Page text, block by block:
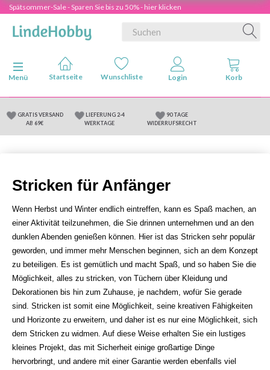
Spätsommer-Sale - Sparen Sie bis zu 50% - hier klicken
Anzeige ändern
Menü
GRATIS VERSAND
AB 69€
LIEFERUNG 2-4
WERKTAGE
90 TAGE
WIDERRUFSRECHT
Stricken für Anfänger
Wenn Herbst und Winter endlich eintreffen, kann es Spaß machen, an
einer Aktivität teilzunehmen, die Sie drinnen unternehmen und an den
dunklen Abenden genießen können. Hier ist das Stricken sehr populär
geworden, und immer mehr Menschen beginnen, sich an dem Konzept
zu beteiligen. Es ist gemütlich und macht Spaß, und so haben Sie die
Möglichkeit, alles zu stricken, von Tüchern über Kleidung und
Dekorationen bis hin zum Zuhause, je nachdem, wofür Sie gerade
sind. Stricken ist somit eine Möglichkeit, seine kreativen Fähigkeiten
und Horizonte zu erweitern, und daher ist es nur eine Möglichkeit, sich
dem Stricken zu widmen. Auf diese Weise erhalten Sie ein lustiges
kleines Projekt, das mit Sicherheit einige großartige Dinge
hervorbringt, und andere mit einer Garantie werden ebenfalls viel